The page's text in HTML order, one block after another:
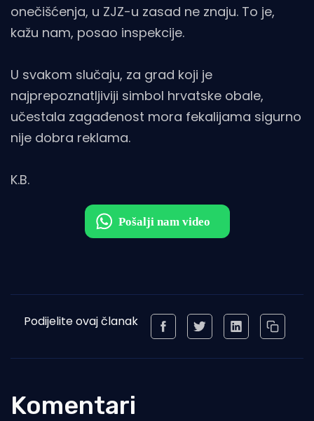
onečišćenja, u ZJZ-u zasad ne znaju. To je,
kažu nam, posao inspekcije.
U svakom slučaju, za grad koji je
najprepoznatljiviji simbol hrvatske obale,
učestala zagađenost mora fekalijama sigurno
nije dobra reklama.
K.B.
Podijelite ovaj članak
Komentari